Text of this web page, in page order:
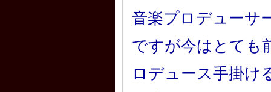
音楽プロデューサ
ですが今はとても
ロデュース手掛け